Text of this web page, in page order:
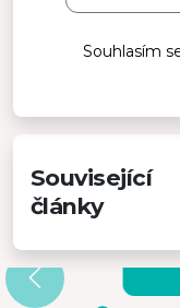
Souhlasím
Související
články